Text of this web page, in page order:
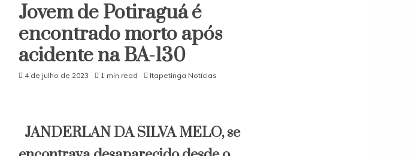
Jovem de Potiraguá é
encontrado morto após
acidente na BA-130
4 de julho de 2023 1 min read Itapetinga Notícias
JANDERLAN DA SILVA MELO, se